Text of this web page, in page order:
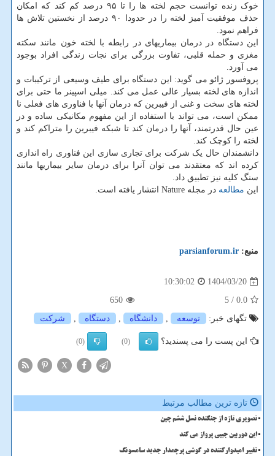
خوک زنده توانست حجم لخته ها را تا ۹۵ درصد کم کند که امکان
حذف موفقیت آمیز لخته را در حدودا ۹۰ درصد از نخستین تلاش ها
فراهم نمود.
این دستگاه در درمان بیماریهای در رابطه با لخته خون مانند سکته
مغزی و حمله قلبی، تفاوت بزرگی برای نجات زندگی افراد بوجود
می آورد.
پروفسور ژائو می گوید: این دستگاه برای طیف وسیعی از ترکیبات و
اندازه های لخته بسیار عالی عمل می کند. میلی اسپینر ما حتی برای
لخته های سخت و غنی از فیبرین که درمان آنها با فناوری های فعلی نا
ممکن است، می تواند با استفاده از این مفهوم مکانیکی ساده و در
عین حال قدرتمند، آنها را درمان کند تا شبکه فیبرین را متراکم کند و
لخته را کوچک کند.
دانشمندان حال یک شرکت برای تجاری سازی این فناوری راه اندازی
کرده اند که معتقدند می توان آنرا برای درمان سایر بیماریها مانند
سنگ کلیه نیز تطبیق داد.
این مطالعه در مجله Nature انتشار یافته است.
منبع: parsianforum.ir
1404/03/20
10:30:02
0.0
/ 5
650
تگهای خبر:
توسعه , دانشگاه , دستگاه , شركت
این پست را می پسندید؟ (0)
(0)
X
تازه ترین مطالب مرتبط
تصویری تازه از جنگنده نسل ششم چین
این دوربین جیبی پرواز می کند
تغییر امیدوارکننده در گوشی پرچمدار جدید سامسونگ